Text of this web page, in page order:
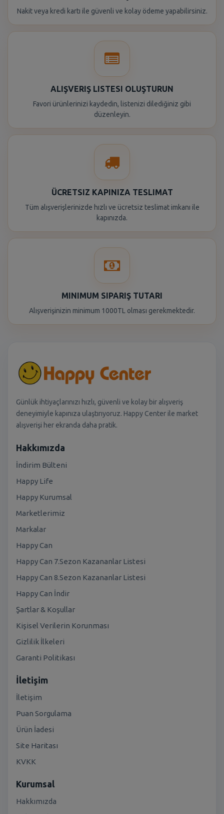
Nakit veya kredi kartı ile güvenli ve kolay ödeme yapabilirsiniz.
ALIŞVERIŞ LISTESI OLUŞTURUN
Favori ürünlerinizi kaydedin, listenizi dilediğiniz gibi
düzenleyin.
ÜCRETSIZ KAPINIZA TESLIMAT
Tüm alışverişlerinizde hızlı ve ücretsiz teslimat imkanı ile
kapınızda.
MINIMUM SIPARIŞ TUTARI
Alışverişinizin minimum 1000TL olması gerekmektedir.
Günlük ihtiyaçlarınızı hızlı, güvenli ve kolay bir alışveriş
deneyimiyle kapınıza ulaştırıyoruz. Happy Center ile market
alışverişi her ekranda daha pratik.
Hakkımızda
İndirim Bülteni
Happy Life
Happy Kurumsal
Marketlerimiz
Markalar
Happy Can
Happy Can 7.Sezon Kazananlar Listesi
Happy Can 8.Sezon Kazananlar Listesi
Happy Can İndir
Şartlar & Koşullar
Kişisel Verilerin Korunması
Gizlilik İlkeleri
Garanti Politikası
İletişim
İletişim
Puan Sorgulama
Ürün İadesi
Site Haritası
KVKK
Kurumsal
Hakkımızda